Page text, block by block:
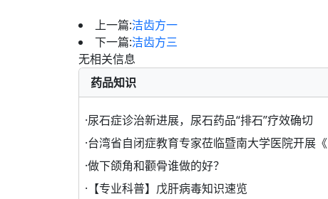
上一篇:洁齿方一
下一篇:洁齿方三
无相关信息
药品知识
·尿石症诊治新进展，尿石药品“排石”疗效确切
·台湾省自闭症教育专家莅临暨南大学医院开展《
·做下颌角和颧骨谁做的好？
· 【专业科普】戊肝病毒知识速览